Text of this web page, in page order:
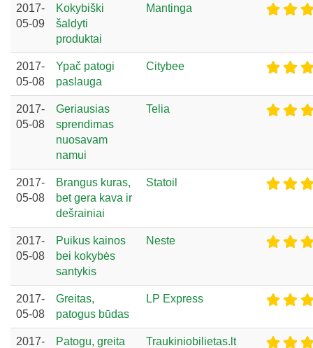
2017-
05-09
Kokybiški
šaldyti
produktai
Mantinga
2017-
05-08
Ypač patogi
paslauga
Citybee
2017-
05-08
Geriausias
sprendimas
nuosavam
namui
Telia
2017-
05-08
Brangus kuras,
bet gera kava ir
dešrainiai
Statoil
2017-
05-08
Puikus kainos
bei kokybės
santykis
Neste
2017-
05-08
Greitas,
patogus būdas
LP Express
2017-
Patogu, greita Traukiniobilietas.lt